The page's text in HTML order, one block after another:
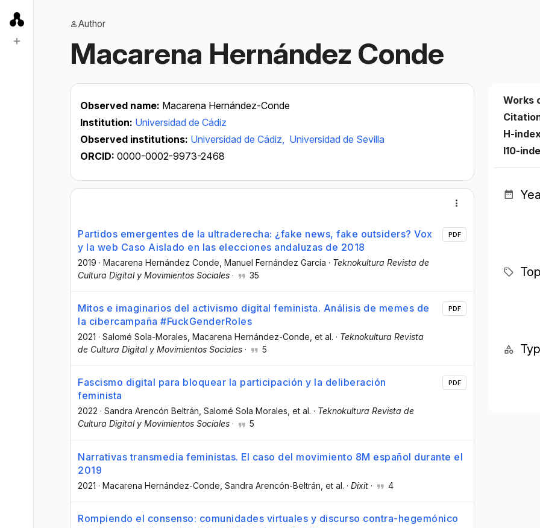
Author
Macarena Hernández Conde
Observed name: Macarena Hernández-Conde
Institution: Universidad de Cádiz
Observed institutions: Universidad de Cádiz, Universidad de Sevilla
ORCID: 0000-0002-9973-2468
Partidos emergentes de la ultraderecha: ¿fake news, fake outsiders? Vox
y la web Caso Aislado en las elecciones andaluzas de 2018
2019 · Macarena Hernández Conde , Manuel Fernández García · Teknokultura Revista de
Cultura Digital y Movimientos Sociales · 35
PDF
Mitos e imaginarios del activismo digital feminista. Análisis de memes de
la cibercampaña #FuckGenderRoles
2021 · Salomé Sola-Morales , Macarena Hernández-Conde , et al. · Teknokultura Revista
de Cultura Digital y Movimientos Sociales · 5
PDF
Fascismo digital para bloquear la participación y la deliberación
feminista
2022 · Sandra Arencón Beltrán , Salomé Sola Morales , et al. · Teknokultura Revista de
Cultura Digital y Movimientos Sociales · 5
PDF
Narrativas transmedia feministas. El caso del movimiento 8M español durante el
2019
2021 · Macarena Hernández-Conde , Sandra Arencón-Beltrán , et al. · Dixit · 4
Rompiendo el consenso: comunidades virtuales y discurso contra-hegemónico
Works
H-
I10-